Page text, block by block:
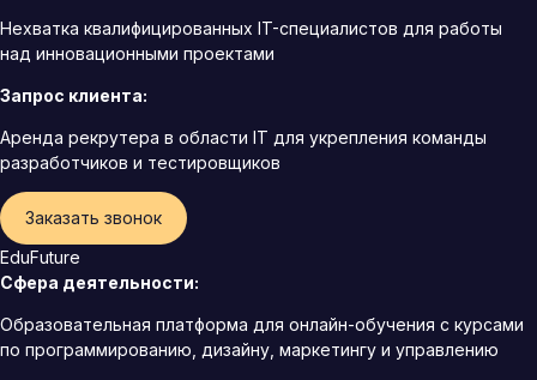
Нехватка квалифицированных IT-специалистов для работы
над инновационными проектами
Запрос клиента:
Аренда рекрутера в области IT для укрепления команды
разработчиков и тестировщиков
Заказать звонок
EduFuture
Сфера деятельности:
Образовательная платформа для онлайн-обучения с курсами
по программированию, дизайну, маркетингу и управлению